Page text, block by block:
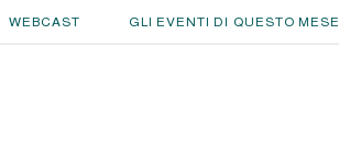
WEBCAST GLI EVENTI DI QUESTO MESE